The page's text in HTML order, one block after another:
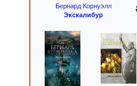
Бернард Корнуэлл
Экскалибур